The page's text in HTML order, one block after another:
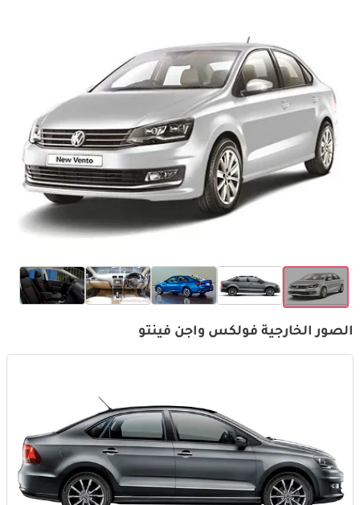
الصور الخارجية فولكس واجن فينتو